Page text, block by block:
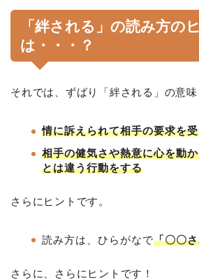
「絆される」の読み方の
は・・・？
それでは、ずばり「絆される」の意味
情に訴えられて相手の要求を
相手の健気さや熱意に心を動
とは違う行動をする
さらにヒントです。
読み方は、ひらがなで「〇〇
さらに、さらにヒントです！